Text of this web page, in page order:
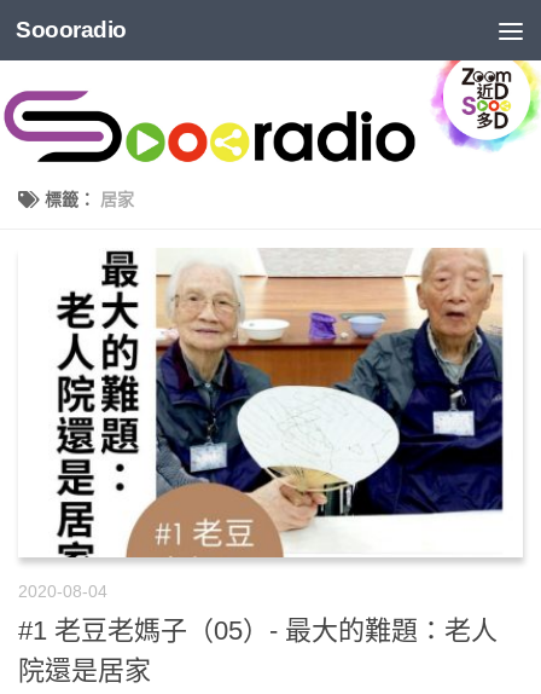
Soooradio
標籤： 居家
2020-08-04
#1 老豆老媽子（05）- 最大的難題：老人
院還是居家